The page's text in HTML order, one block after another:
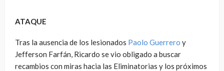
ATAQUE
Tras la ausencia de los lesionados Paolo Guerrero y
Jefferson Farfán, Ricardo se vio obligado a buscar
recambios con miras hacia las Eliminatorias y los próximos